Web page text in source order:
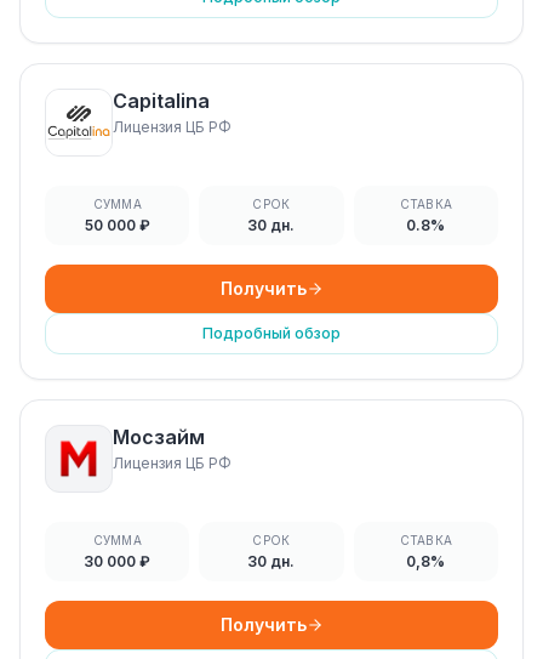
Capitalina
Лицензия ЦБ РФ
СУММА
50 000 ₽
СРОК
30 дн.
СТАВКА
0.8%
Получить
Подробный обзор
Мосзайм
Лицензия ЦБ РФ
СУММА
30 000 ₽
СРОК
30 дн.
СТАВКА
0,8%
Получить